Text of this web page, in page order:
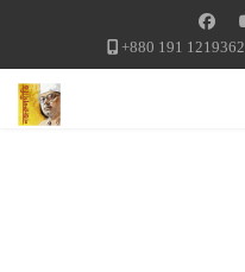
+880 191 1219362